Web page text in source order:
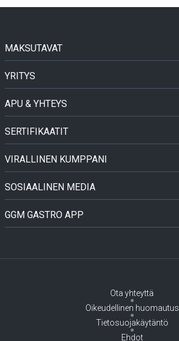
MAKSUTAVAT
YRITYS
APU & YHTEYS
SERTIFIKAATIT
VIRALLINEN KUMPPANI
SOSIAALINEN MEDIA
GGM GASTRO APP
Ota yhteyttä
Oikeudellinen huomautus
Tietosuojakäytäntö
Ehdot